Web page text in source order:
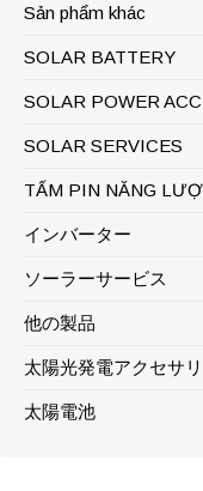
Sản phẩm khác
SOLAR BATTERY
SOLAR POWER
SOLAR SERVICES
TẤM PIN NĂNG
インバーター
ソーラーサービス
他の製品
太陽光発電アクセサ
太陽電池